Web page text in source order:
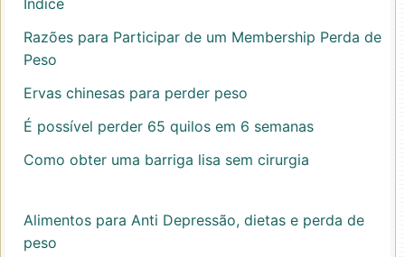
Índice
Razões para Participar de um Membership Perda de
Peso
Ervas chinesas para perder peso
É possível perder 65 quilos em 6 semanas
Como obter uma barriga lisa sem cirurgia
Alimentos para Anti Depressão, dietas e perda de
peso